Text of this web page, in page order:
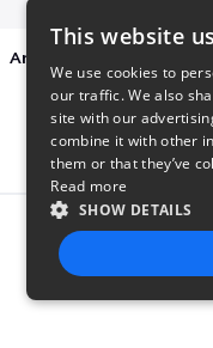
$25
This website
We use cookies to
our traffic. We also
site with our
combine it with other
them or that they’ve
Read more
SHOW DETAILS
STRICTLY